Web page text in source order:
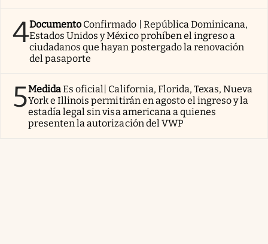
4Documento Confirmado | República Dominicana,
Estados Unidos y México prohíben el ingreso a
ciudadanos que hayan postergado la renovación
del pasaporte
5MedidaEs oficial| California, Florida, Texas, Nueva
York e Illinois permitirán en agosto el ingreso y la
estadía legal sin visa americana a quienes
presenten la autorización del VWP